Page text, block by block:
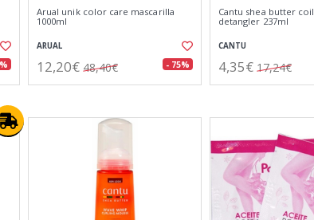
Arual unik color care mascarilla
1000ml
ARUAL
12,20€ 48,40€ - 75%
Cantu shea butter
detangler 237ml
CANTU
4,35€ 17,24€